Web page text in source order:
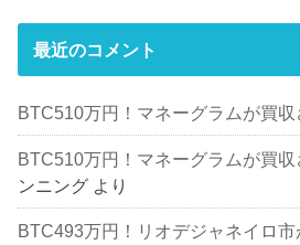
最近のコメント
BTC510万円！マネーグラムが買収
BTC510万円！マネーグラムが買収
ンニング より
BTC493万円！リオデジャネイロ